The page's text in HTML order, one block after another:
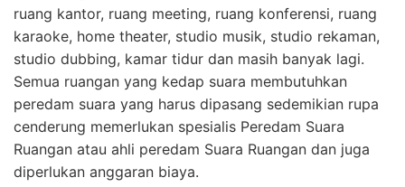
ruang kantor, ruang meeting, ruang konferensi, ruang
karaoke, home theater, studio musik, studio rekaman,
studio dubbing, kamar tidur dan masih banyak lagi.
Semua ruangan yang kedap suara membutuhkan
peredam suara yang harus dipasang sedemikian rupa
cenderung memerlukan spesialis Peredam Suara
Ruangan atau ahli peredam Suara Ruangan dan juga
diperlukan anggaran biaya.